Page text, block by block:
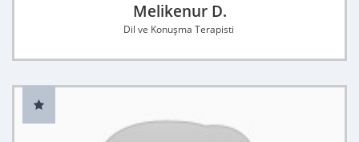
Melikenur D.
Dil ve Konuşma Terapisti